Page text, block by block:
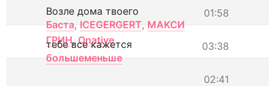
01:58
Возле дома твоего
Баста, ICEGERGERT, МАКСИ
ГРИН, Onative 03:38
тебе все кажется
большеменьше
02:41